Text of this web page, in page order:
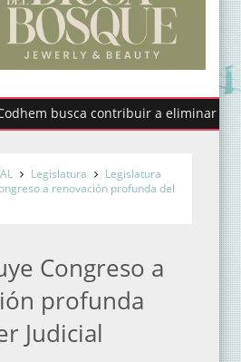
contribuir a eliminar los
Legislatura
Legislatura
a renovación profunda del
Congreso a
profunda
Judicial